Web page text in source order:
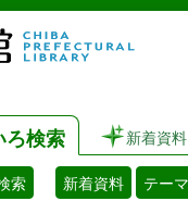
ろ検索 新着資料
索 新着資料 テー